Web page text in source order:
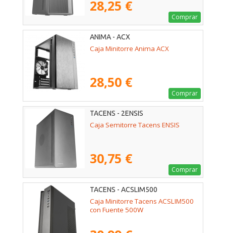
28,25 €
Comprar
ANIMA - ACX
Caja Minitorre Anima ACX
28,50 €
Comprar
TACENS - 2ENSIS
Caja Semitorre Tacens ENSIS
30,75 €
Comprar
TACENS - ACSLIM500
Caja Minitorre Tacens ACSLIM500
con Fuente 500W